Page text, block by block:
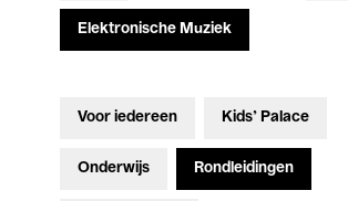
Elektronische Muziek
Voor iedereen Kids’ Palace
Onderwijs Rondleidingen